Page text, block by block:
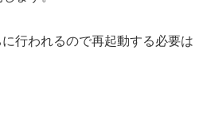
行われるので再起動する必要は